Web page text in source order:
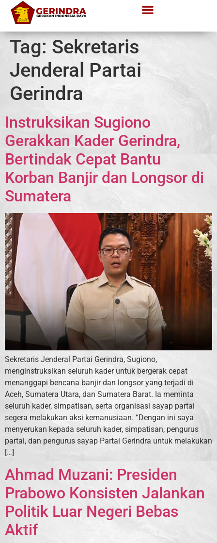
Tag: Sekretaris
Jenderal Partai
Gerindra
Instruksikan Sugiono
Gerakkan Kader Gerindra,
Bertindak Cepat Bantu
Korban Banjir dan Longsor di
Sumatera
Sekretaris Jenderal Partai Gerindra, Sugiono,
menginstruksikan seluruh kader untuk bergerak cepat
menanggapi bencana banjir dan longsor yang terjadi di
Aceh, Sumatera Utara, dan Sumatera Barat. Ia meminta
seluruh kader, simpatisan, serta organisasi sayap partai
segera melakukan aksi kemanusiaan. “Dengan ini saya
menyerukan kepada seluruh kader, simpatisan, pengurus
partai, dan pengurus sayap Partai Gerindra untuk melakukan
[…]
Ahmad Muzani: Presiden
Prabowo Konsisten Jalankan
Politik Luar Negeri Bebas
Aktif